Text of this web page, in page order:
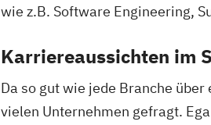
wie z.B. Software Engineering,
Karriereaussichten im
Da so gut wie jede Branche
vielen Unternehmen gefragt.